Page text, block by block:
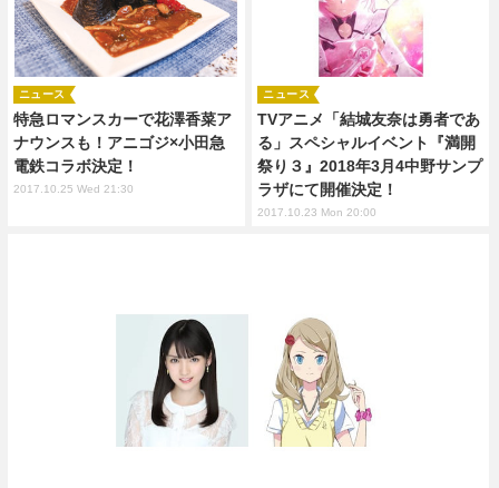
特急ロマンスカーで花澤香菜ア
ナウンスも！アニゴジ×小田急
電鉄コラボ決定！
ニュース
2017.10.25 Wed 21:30
TVアニメ「結城友奈は勇者であ
る」スペシャルイベント『満開
祭り３』2018年3月4中野サンプ
ラザにて開催決定！
ニュース
2017.10.23 Mon 20:00